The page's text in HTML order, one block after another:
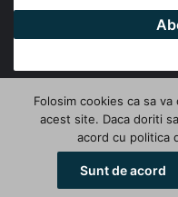
© Copyright 2026,
Folosim cookies ca sa
acest site. Daca doriti
acord cu politica
Sunt de acord